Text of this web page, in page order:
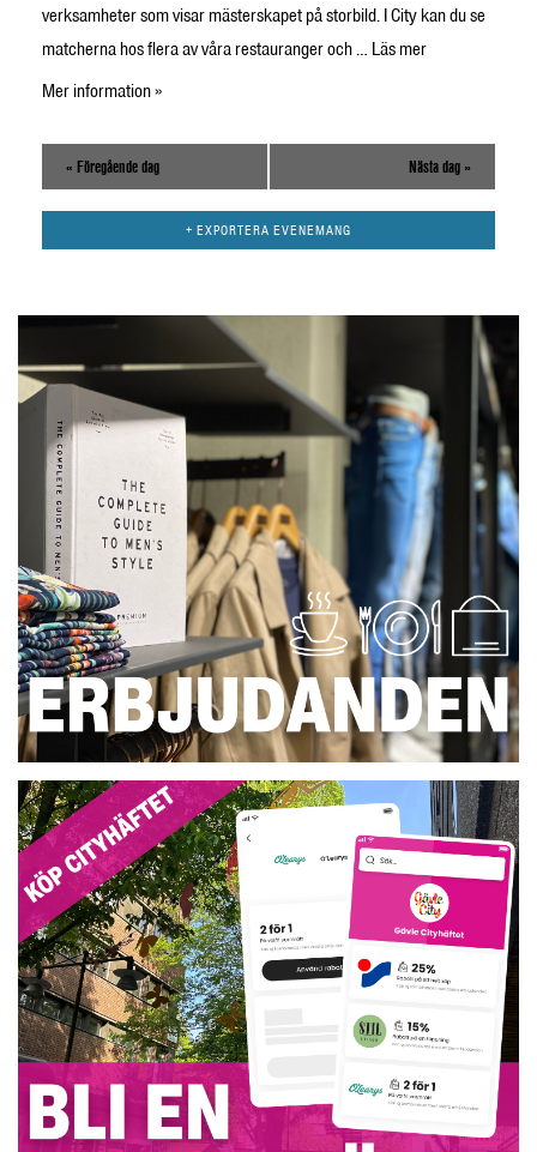
verksamheter som visar mästerskapet på storbild. I City kan du se
matcherna hos flera av våra restauranger och … Läs mer
Mer information »
« Föregående dag Nästa dag »
+ EXPORTERA EVENEMANG